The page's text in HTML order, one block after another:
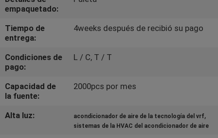
ÉNTRENOS
EN
CONTACTO
CON
PIDA
CITA
empaquetado:
Tiempo de
entrega:
4weeks después de recibió su pago
Condiciones de
pago:
L / C, T / T
Capacidad de
la fuente:
2000pcs por mes
Alta luz: acondicionador de aire de la tecnología del vrf,
sistemas de la HVAC del acondicionador de aire